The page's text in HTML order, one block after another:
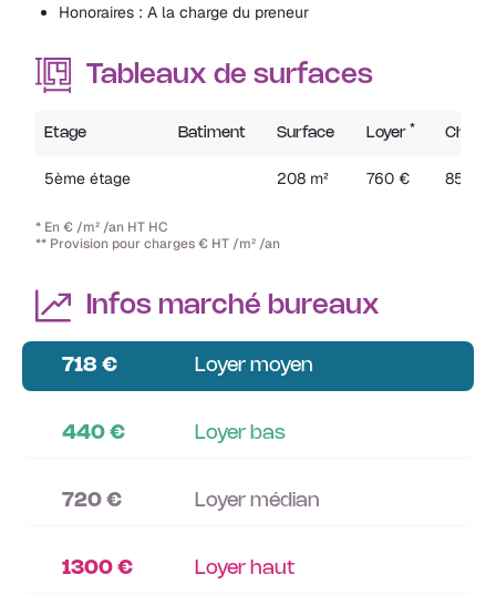
Honoraires : A la charge du preneur
Tableaux de surfaces
Etage Batiment Surface Loyer *
5ème étage 208 m² 760 € 85 €
* En € /m² /an HT HC
** Provision pour charges € HT /m² /an
Infos marché bureaux
718 € Loyer moyen
440 € Loyer bas
720 € Loyer médian
1300 € Loyer haut